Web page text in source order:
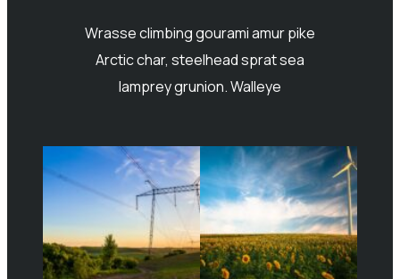
Wrasse climbing gourami amur pike
Arctic char, steelhead sprat sea
lamprey grunion. Walleye